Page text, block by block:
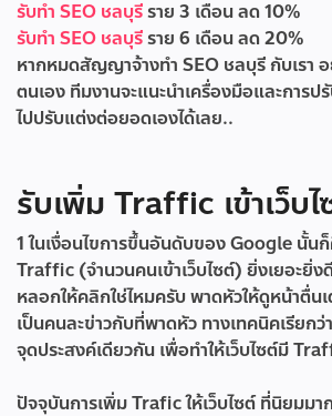
รับทำ SEO ชลบุรีราย 3 เดือน ลด 10%
รับทำ SEO ชลบุรีราย 6 เดือน ลด 20%
หากหมดสัญญาจ้างทำ SEO ชลบุรี กับเรา อ
ตนเอง ทีมงานจะแนะนำเครื่องมือและการป
ไปปรับแต่งต่อยอดเองได้เลย..
รับเพิ่ม Traffic เข้าเว็บ
1 ในเงื่อนไขการขึ้นอันดับของ Google นั้น
Traffic (จำนวนคนเข้าเว็บไซต์) ยิ่งเยอะยิ่ง
หลอกให้คลิกใช่ไหมครับ พาดหัวให้ดูหน้าตื่น
เป็นคนละข่าวกับที่พาดหัว ทางเทคนิคเรียก
จุดประสงค์เดียวกัน เพื่อทำให้เว็บไซต์มี
ปัจจุบันการเพิ่ม Trafic ให้เว็บไซต์ ที่นิยมม